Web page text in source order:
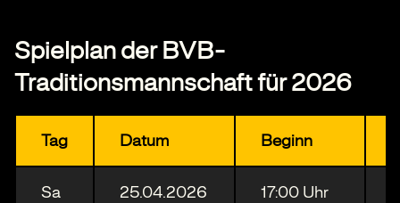
Spielplan der BVB-
Traditionsmannschaft für 2026
Tag Datum Beginn
Sa 25.04.2026 17:00 Uhr